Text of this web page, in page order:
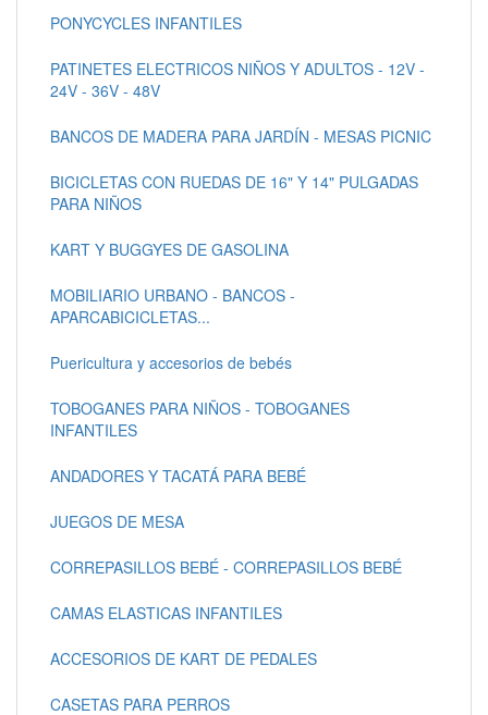
PONYCYCLES INFANTILES
PATINETES ELECTRICOS NIÑOS Y ADULTOS - 12V -
24V - 36V - 48V
BANCOS DE MADERA PARA JARDÍN - MESAS PICNIC
BICICLETAS CON RUEDAS DE 16" Y 14" PULGADAS
PARA NIÑOS
KART Y BUGGYES DE GASOLINA
MOBILIARIO URBANO - BANCOS -
APARCABICICLETAS...
Puericultura y accesorios de bebés
TOBOGANES PARA NIÑOS - TOBOGANES
INFANTILES
ANDADORES Y TACATÁ PARA BEBÉ
JUEGOS DE MESA
CORREPASILLOS BEBÉ - CORREPASILLOS BEBÉ
CAMAS ELASTICAS INFANTILES
ACCESORIOS DE KART DE PEDALES
CASETAS PARA PERROS